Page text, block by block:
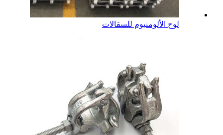
لوح الألومنيوم للسقالات